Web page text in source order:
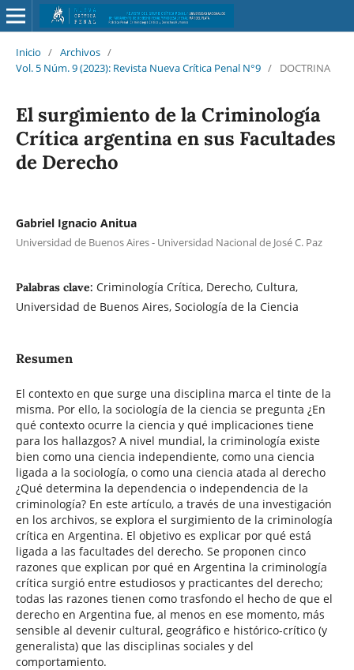
Inicio / Archivos /
Vol. 5 Núm. 9 (2023): Revista Nueva Crí­tica Penal N°9 / DOCTRINA
El surgimiento de la Criminología
Crítica argentina en sus Facultades
de Derecho
Gabriel Ignacio Anitua
Universidad de Buenos Aires - Universidad Nacional de José C. Paz
Palabras clave: Criminología Crítica, Derecho, Cultura,
Universidad de Buenos Aires, Sociología de la Ciencia
Resumen
El contexto en que surge una disciplina marca el tinte de la
misma. Por ello, la sociología de la ciencia se pregunta ¿En
qué contexto ocurre la ciencia y qué implicaciones tiene
para los hallazgos? A nivel mundial, la criminología existe
bien como una ciencia independiente, como una ciencia
ligada a la sociología, o como una ciencia atada al derecho
¿Qué determina la dependencia o independencia de la
criminología? En este artículo, a través de una investigación
en los archivos, se explora el surgimiento de la criminología
crítica en Argentina. El objetivo es explicar por qué está
ligada a las facultades del derecho. Se proponen cinco
razones que explican por qué en Argentina la criminología
crítica surgió entre estudiosos y practicantes del derecho;
todas las razones tienen como trasfondo el hecho de que el
derecho en Argentina fue, al menos en ese momento, más
sensible al devenir cultural, geográfico e histórico-crítico (y
generalista) que las disciplinas sociales y del
comportamiento.